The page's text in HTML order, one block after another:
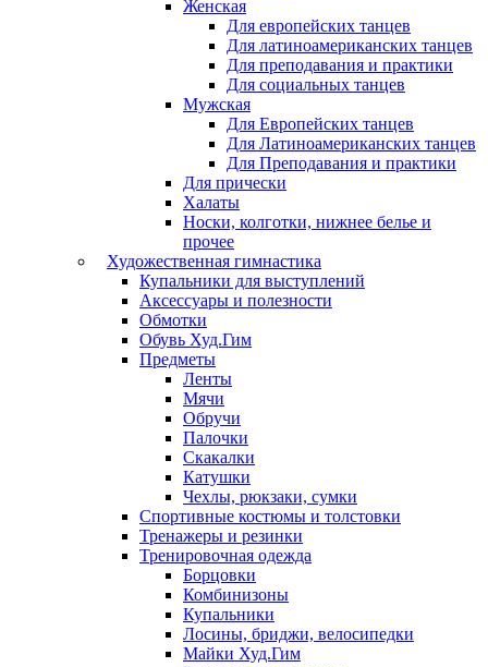
Женская
Для европейских танцев
Для латиноамериканских танцев
Для преподавания и практики
Для социальных танцев
Мужская
Для Европейских танцев
Для Латиноамериканских танцев
Для Преподавания и практики
Для прически
Халаты
Носки, колготки, нижнее белье и
прочее
Художественная гимнастика
Купальники для выступлений
Аксессуары и полезности
Обмотки
Обувь Худ.Гим
Предметы
Ленты
Мячи
Обручи
Палочки
Скакалки
Катушки
Чехлы, рюкзаки, сумки
Спортивные костюмы и толстовки
Тренажеры и резинки
Тренировочная одежда
Борцовки
Комбинизоны
Купальники
Лосины, бриджи, велосипедки
Майки Худ.Гим